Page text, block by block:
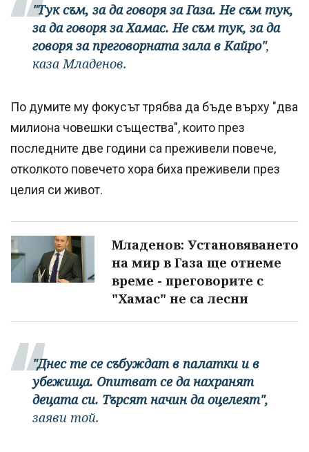
"Тук съм, за да говоря за Газа. Не съм тук,
за да говоря за Хамас. Не съм тук, за да
говоря за преговорната зала в Кайро",
каза Младенов.
По думите му фокусът трябва да бъде върху "два
милиона човешки същества", които през
последните две години са преживели повече,
отколкото повечето хора биха преживели през
целия си живот.
Младенов: Установяването
на мир в Газа ще отнеме
време - преговорите с
"Хамас" не са лесни
"Днес те се събуждат в палатки и в
убежища. Опитват се да нахранят
децата си. Търсят начин да оцелеят",
заяви той.